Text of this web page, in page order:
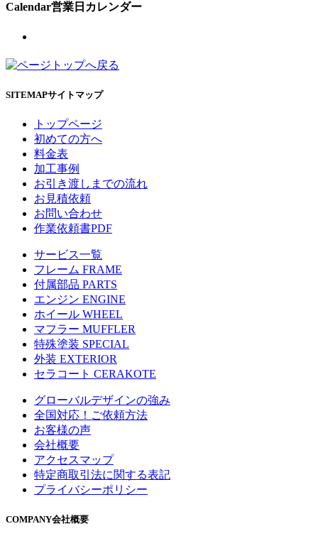
Calendar営業日カレンダー
SITEMAPサイトマップ
トップページ
初めての方へ
料金表
加工事例
お引き渡しまでの流れ
お見積依頼
お問い合わせ
作業依頼書PDF
サービス一覧
フレーム FRAME
付属部品 PARTS
エンジン ENGINE
ホイール WHEEL
マフラー MUFFLER
特殊塗装 SPECIAL
外装 EXTERIOR
セラコート CERAKOTE
グローバルデザインの強み
全国対応！ご依頼方法
お客様の声
会社概要
アクセスマップ
特定商取引法に関する表記
プライバシーポリシー
COMPANY会社概要